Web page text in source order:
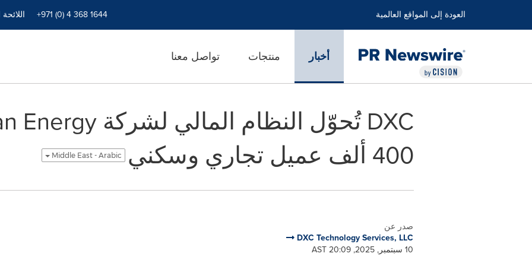
العودة إلى المواقع العالمية +971 (0) 4 368 1644
أخبار منتجات تواصل معنا
400 ألف عميل تجاري وسكني
Middle East - Arabic
صدر عن
DXC Technology Services, LLC
10 سبتمبر, 2025, 20:09 AST